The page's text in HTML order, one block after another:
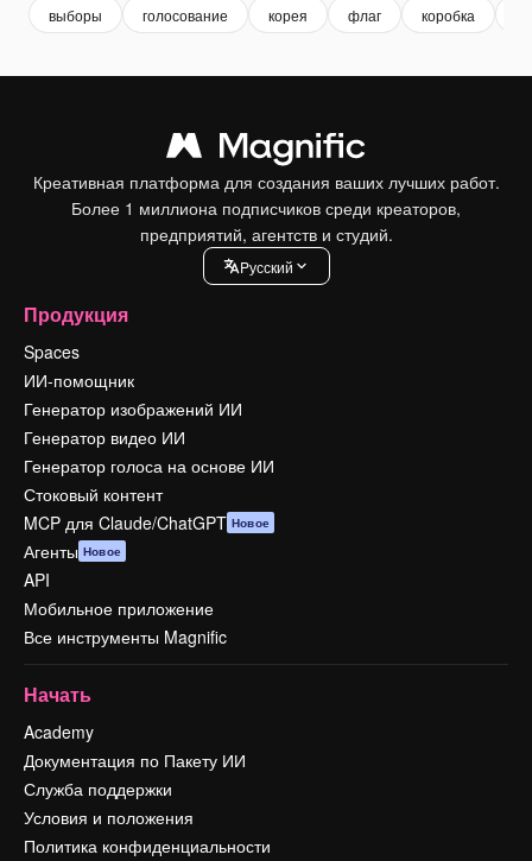
выборы голосование корея флаг коробка
Креативная платформа для создания ваших лучших работ.
Более 1 миллиона подписчиков среди креаторов,
предприятий, агентств и студий.
Pусский
Продукция
Spaces
ИИ-помощник
Генератор изображений ИИ
Генератор видео ИИ
Генератор голоса на основе ИИ
Стоковый контент
MCP для Claude/ChatGPT Новое
Агенты Новое
API
Мобильное приложение
Все инструменты Magnific
Начать
Academy
Документация по Пакету ИИ
Служба поддержки
Условия и положения
Политика конфиденциальности